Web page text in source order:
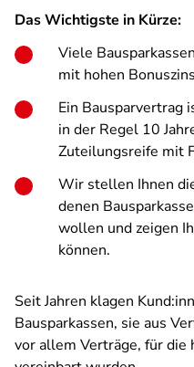
Das Wichtigste in Kürze:
Viele
mit hohen
Ein Bausparvertrag
in der Regel 10
Zuteilungsreife mit
Wir stellen Ihnen
denen
wollen und zeigen
können.
Seit Jahren klagen
Bausparkassen, sie aus
vor allem Verträge, für die